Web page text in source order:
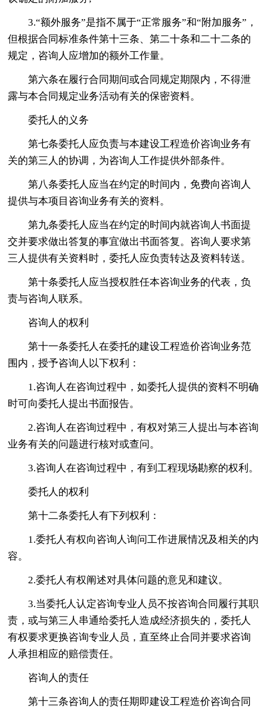
3.“额外服务”是指不属于“正常服务”和“附加服务”，
但根据合同标准条件第十三条、第二十条和二十二条的
规定，咨询人应增加的额外工作量。
第六条在履行合同期间或合同规定期限内，不得泄
露与本合同规定业务活动有关的保密资料。
委托人的义务
第七条委托人应负责与本建设工程造价咨询业务有
关的第三人的协调，为咨询人工作提供外部条件。
第八条委托人应当在约定的时间内，免费向咨询人
提供与本项目咨询业务有关的资料。
第九条委托人应当在约定的时间内就咨询人书面提
交并要求做出答复的事宜做出书面答复。咨询人要求第
三人提供有关资料时，委托人应负责转达及资料转送。
第十条委托人应当授权胜任本咨询业务的代表，负
责与咨询人联系。
咨询人的权利
第十一条委托人在委托的建设工程造价咨询业务范
围内，授予咨询人以下权利：
1.咨询人在咨询过程中，如委托人提供的资料不明确
时可向委托人提出书面报告。
2.咨询人在咨询过程中，有权对第三人提出与本咨询
业务有关的问题进行核对或查问。
3.咨询人在咨询过程中，有到工程现场勘察的权利。
委托人的权利
第十二条委托人有下列权利：
1.委托人有权向咨询人询问工作进展情况及相关的内
容。
2.委托人有权阐述对具体问题的意见和建议。
3.当委托人认定咨询专业人员不按咨询合同履行其职
责，或与第三人串通给委托人造成经济损失的，委托人
有权要求更换咨询专业人员，直至终止合同并要求咨询
人承担相应的赔偿责任。
咨询人的责任
第十三条咨询人的责任期即建设工程造价咨询合同